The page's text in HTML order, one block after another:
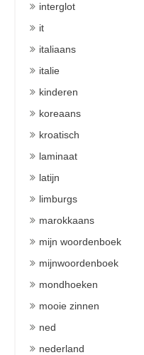
interglot
it
italiaans
italie
kinderen
koreaans
kroatisch
laminaat
latijn
limburgs
marokkaans
mijn woordenboek
mijnwoordenboek
mondhoeken
mooie zinnen
ned
nederland